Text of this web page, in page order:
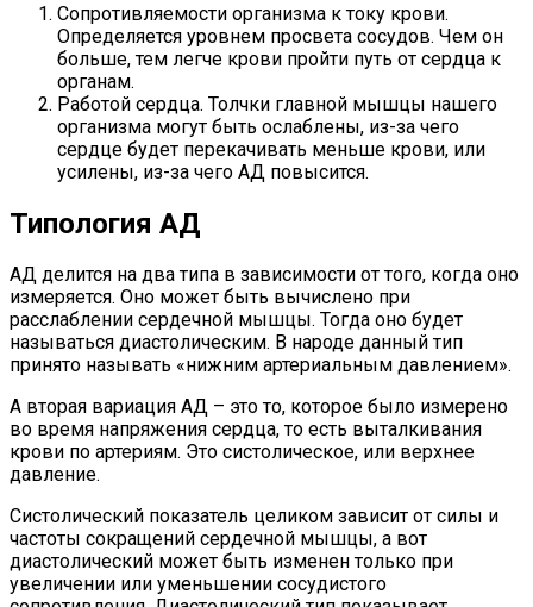
Сопротивляемости организма к току крови.
Определяется уровнем просвета сосудов. Чем он
больше, тем легче крови пройти путь от сердца к
органам.
Работой сердца. Толчки главной мышцы нашего
организма могут быть ослаблены, из-за чего
сердце будет перекачивать меньше крови, или
усилены, из-за чего АД повысится.
Типология АД
АД делится на два типа в зависимости от того, когда оно
измеряется. Оно может быть вычислено при
расслаблении сердечной мышцы. Тогда оно будет
называться диастолическим. В народе данный тип
принято называть «нижним артериальным давлением».
А вторая вариация АД – это то, которое было измерено
во время напряжения сердца, то есть выталкивания
крови по артериям. Это систолическое, или верхнее
давление.
Систолический показатель целиком зависит от силы и
частоты сокращений сердечной мышцы, а вот
диастолический может быть изменен только при
увеличении или уменьшении сосудистого